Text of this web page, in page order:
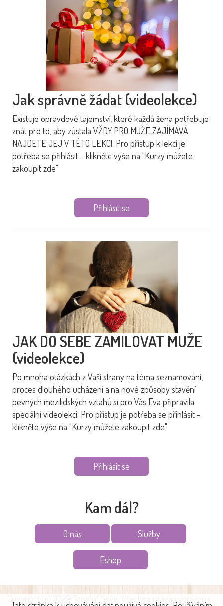
Jak správně žádat (videolekce)
Existuje opravdové tajemství, které každá žena potřebuje
znát pro to, aby zůstala VŽDY PRO MUŽE ZAJÍMAVÁ.
NAJDETE JEJ V TÉTO LEKCI. Pro přístup k lekci je
potřeba se přihlásit - klikněte výše na "Kurzy můžete
zakoupit zde"
Přihlásit se
JAK DO SEBE ZAMILOVAT MUŽE
(videolekce)
Po mnoha otázkách z Vaší strany na téma seznamování,
proces dlouhého ucházení a na nové způsoby stavění
pevných mezilidských vztahů si pro Vás Eva připravila
speciální videolekci. Pro přístup je potřeba se přihlásit -
klikněte výše na "Kurzy můžete zakoupit zde"
Přihlásit se
Kam dál?
O nás Služby
Eshop